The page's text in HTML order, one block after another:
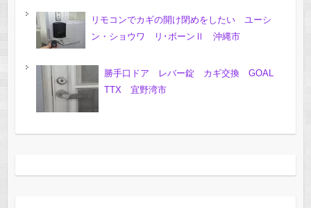
リモコンでカギの開け閉めをしたい ユーシ
ン・ショウワ リ･ボーンⅡ 沖縄市
勝手口ドア レバー錠 カギ交換 GOAL
TTX 宜野湾市